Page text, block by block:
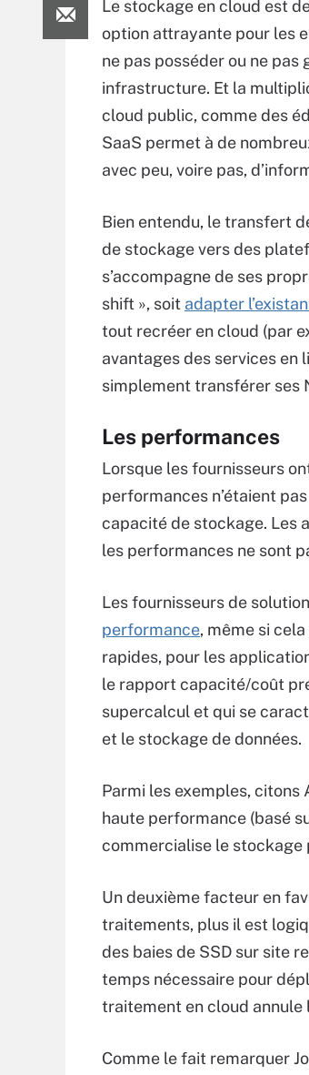
Le stockage en cloud est
option attrayante pour les
ne pas posséder ou ne pas
infrastructure. Et la
cloud public, comme des
SaaS permet à de
avec peu, voire pas,
Bien entendu, le transfert
de stockage vers des
s’accompagne de ses
shift », soit adapter
tout recréer en cloud (par
avantages des services en
simplement transférer ses
Les performances
Lorsque les fournisseurs
performances n’étaient
capacité de stockage. Les
les performances ne sont
Les fournisseurs de
performance, même si
rapides, pour les
le rapport capacité/coût
supercalcul et qui se
et le stockage de données.
Parmi les exemples, citons
haute performance (basé
commercialise le stockage
Un deuxième facteur en
traitements, plus il est
des baies de SSD sur site
temps nécessaire pour
traitement en cloud
Comme le fait remarquer